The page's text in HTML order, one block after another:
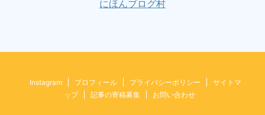
にほんブログ村
Instagram プロフィール プライバシーポリシー
サイトマ
ップ
記事の寄稿募集 お問い合わせ